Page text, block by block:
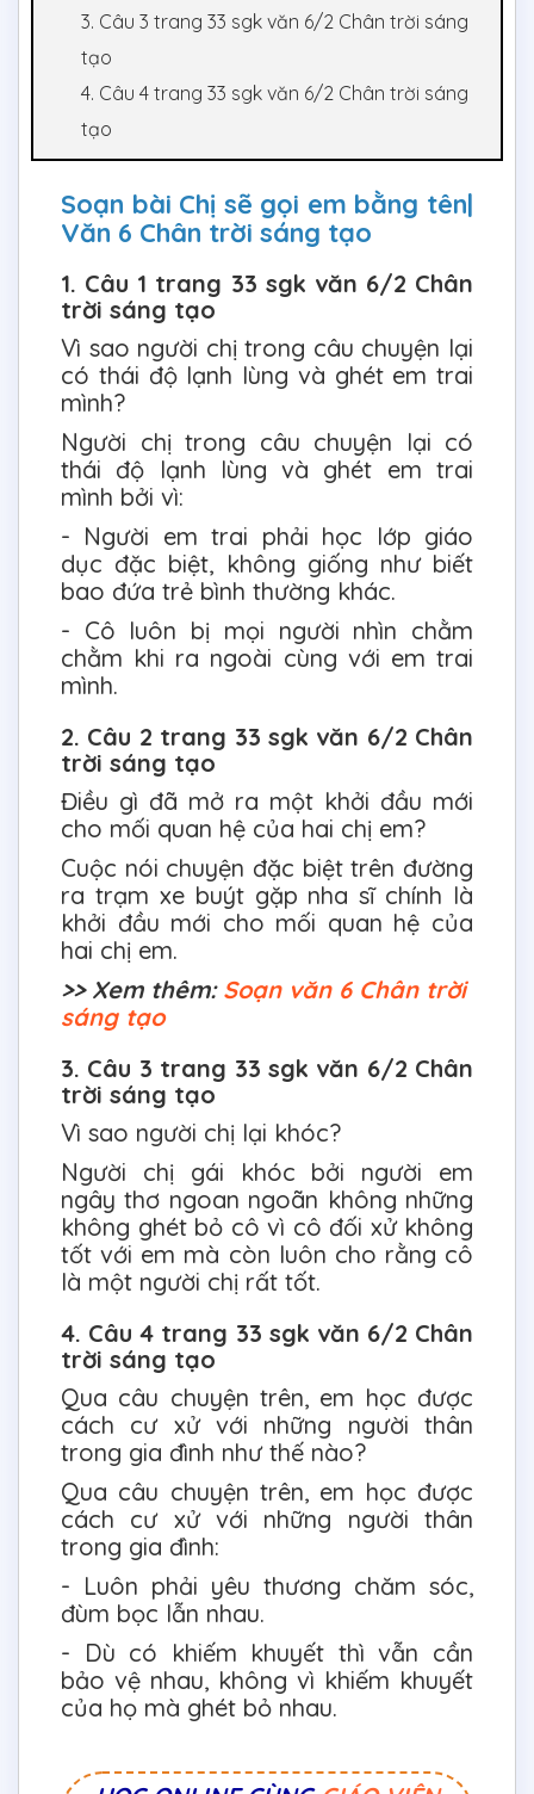
3. Câu 3 trang 33 sgk văn 6/2 Chân trời sáng
tạo
4. Câu 4 trang 33 sgk văn 6/2 Chân trời sáng
tạo
Soạn bài Chị sẽ gọi em bằng tên|
Văn 6 Chân trời sáng tạo
1. Câu 1 trang 33 sgk văn 6/2 Chân
trời sáng tạo
Vì sao người chị trong câu chuyện lại
có thái độ lạnh lùng và ghét em trai
mình?
Người chị trong câu chuyện lại có
thái độ lạnh lùng và ghét em trai
mình bởi vì:
- Người em trai phải học lớp giáo
dục đặc biệt, không giống như biết
bao đứa trẻ bình thường khác.
- Cô luôn bị mọi người nhìn chằm
chằm khi ra ngoài cùng với em trai
mình.
2. Câu 2 trang 33 sgk văn 6/2 Chân
trời sáng tạo
Điều gì đã mở ra một khởi đầu mới
cho mối quan hệ của hai chị em?
Cuộc nói chuyện đặc biệt trên đường
ra trạm xe buýt gặp nha sĩ chính là
khởi đầu mới cho mối quan hệ của
hai chị em.
>> Xem thêm: Soạn văn 6 Chân trời
sáng tạo
3. Câu 3 trang 33 sgk văn 6/2 Chân
trời sáng tạo
Vì sao người chị lại khóc?
Người chị gái khóc bởi người em
ngây thơ ngoan ngoãn không những
không ghét bỏ cô vì cô đối xử không
tốt với em mà còn luôn cho rằng cô
là một người chị rất tốt.
4. Câu 4 trang 33 sgk văn 6/2 Chân
trời sáng tạo
Qua câu chuyện trên, em học được
cách cư xử với những người thân
trong gia đình như thế nào?
Qua câu chuyện trên, em học được
cách cư xử với những người thân
trong gia đình:
- Luôn phải yêu thương chăm sóc,
đùm bọc lẫn nhau.
- Dù có khiếm khuyết thì vẫn cần
bảo vệ nhau, không vì khiếm khuyết
của họ mà ghét bỏ nhau.